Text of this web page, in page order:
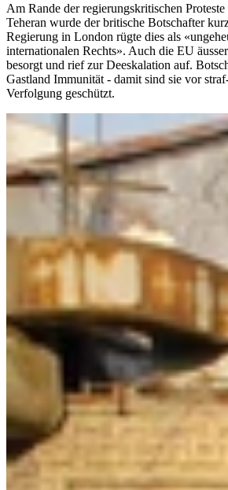
Am Rande der regierungskritischen Proteste
Teheran wurde der britische Botschafter
Regierung in London rügte dies als
internationalen Rechts». Auch die EU
besorgt und rief zur Deeskalation auf.
Gastland Immunität - damit sind sie vor
Verfolgung geschützt.